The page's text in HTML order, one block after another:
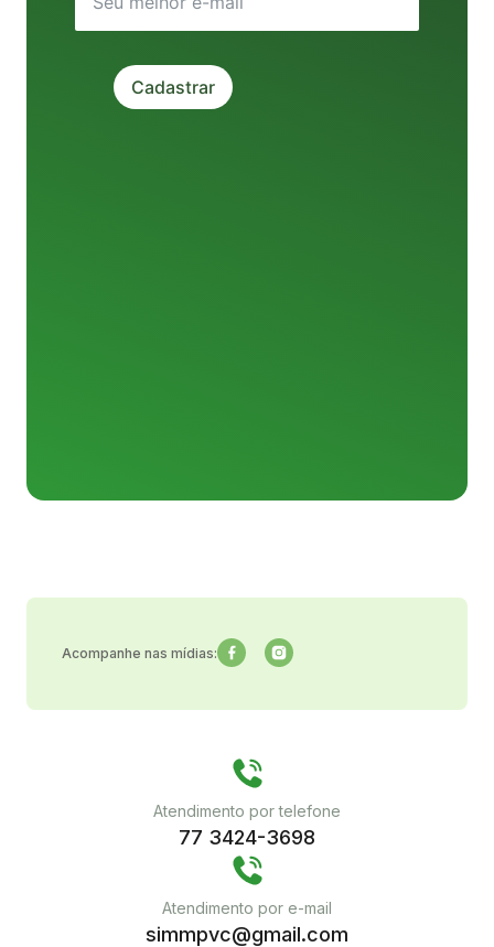
Acompanhe nas mídias:
Atendimento por telefone
77 3424-3698
Atendimento por e-mail
simmpvc@gmail.com